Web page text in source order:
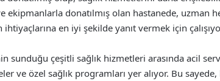
ekipmanlarla donatılmış olan hastanede, uzman
ihtiyaçlarına en iyi şekilde yanıt vermek için
sunduğu çeşitli sağlık hizmetleri arasında acil
ve özel sağlık programları yer alıyor. Bu